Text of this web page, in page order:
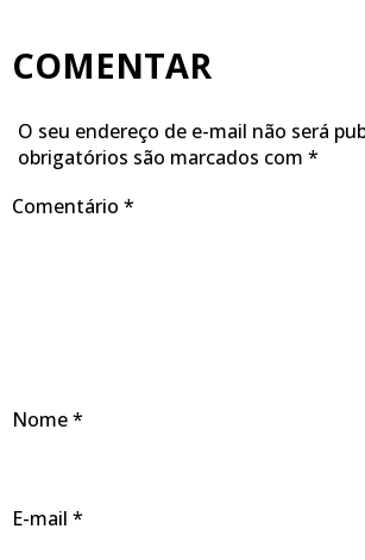
COMENTAR
O seu endereço de e-mail não será
obrigatórios são marcados com *
Comentário *
Nome*
E-mail *